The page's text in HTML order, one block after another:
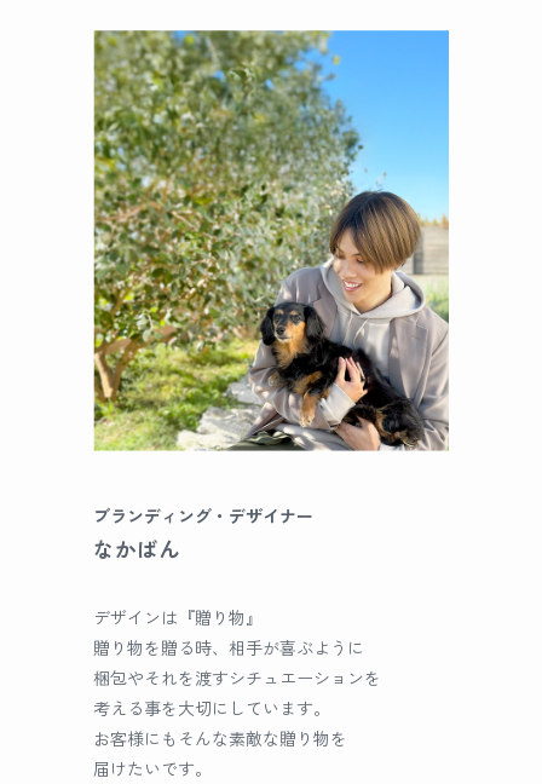
ブランディング・デザイナー
なかばん
デザインは『贈り物』
贈り物を贈る時、相手が喜ぶように
梱包やそれを渡すシチュエーションを
考える事を大切にしています。
お客様にもそんな素敵な贈り物を
届けたいです。